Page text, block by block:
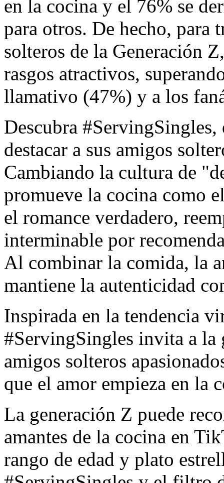
en la cocina y el 76% se
para otros. De hecho, para
solteros de la Generación
rasgos atractivos,
llamativo (47%) y a los
Descubra
destacar a sus amigos
Cambiando la cultura de
promueve la cocina como
el romance verdadero,
interminable por
Al combinar la comida, la
mantiene la autenticidad
Inspirada en la tendencia
#ServingSingles invita a la
amigos solteros
que el amor empieza en la
La generación Z puede
amantes de la cocina en
rango de edad y plato